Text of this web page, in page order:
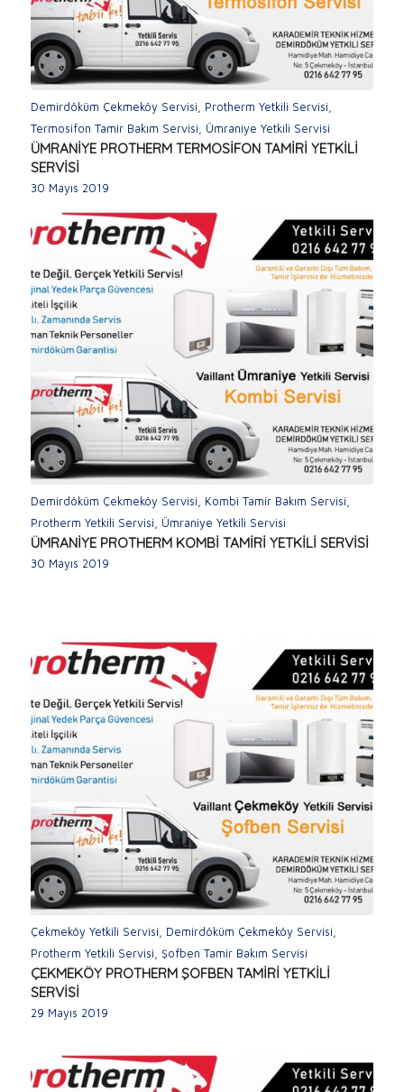
Demirdöküm Çekmeköy Servisi Protherm Yetkili Servisi
Termosifon Tamir Bakım Servisi
Ümraniye Yetkili Servisi
ÜMRANİYE PROTHERM TERMOSİFON TAMİRİ YETKİLİ
SERVİSİ
30 Mayıs 2019
Demirdöküm Çekmeköy Servisi, Kombi Tamir Bakım Servisi,
Protherm Yetkili Servisi, Ümraniye Yetkili Servisi
ÜMRANİYE PROTHERM KOMBİ TAMİRİ YETKİLİ SERVİSİ
30 Mayıs 2019
Çekmeköy Yetkili Servisi, Demirdöküm Çekmeköy Servisi,
Protherm Yetkili Servisi, Şofben Tamir Bakım Servisi
ÇEKMEKÖY PROTHERM ŞOFBEN TAMİRİ YETKİLİ
SERVİSİ
29 Mayıs 2019